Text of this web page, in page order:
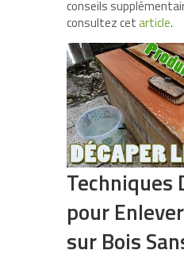
conseils
consultez cetarticle.
Techniques
pour
sur Bois